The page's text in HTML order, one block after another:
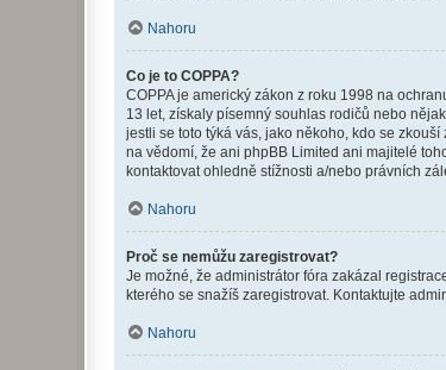
Nahoru
Co je to COPPA?
COPPA je americký zákon z roku 1998 na
13 let, získaly písemný souhlas rodičů nebo
jestli se toto týká vás, jako někoho, kdo se
na vědomí, že ani phpBB Limited ani majitelé
kontaktovat ohledně stížnosti a/nebo právních
Nahoru
Proč se nemůžu zaregistrovat?
Je možné, že administrátor fóra zakázal
kterého se snažíš zaregistrovat. Kontaktujte
Nahoru